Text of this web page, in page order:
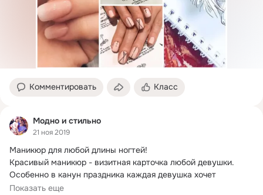
Комментировать Класс
Модно и стильно
21 ноя 2019
Маникюр для любой длины ногтей!
Красивый маникюр - визитная карточка любой девушки.
Особенно в канун праздника каждая девушка хочет
выглядеть неотразимо.
Показать еще